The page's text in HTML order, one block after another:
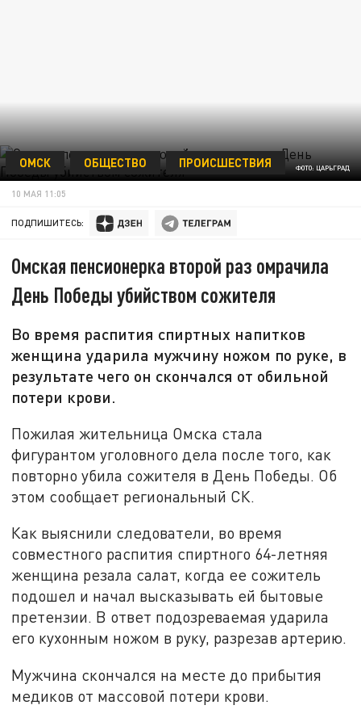
ФОТО: ЦАРЬГРАД
ОМСК ОБЩЕСТВО ПРОИСШЕСТВИЯ
10 МАЯ 11:05
ПОДПИШИТЕСЬ:
Омская пенсионерка второй раз омрачила
День Победы убийством сожителя
Во время распития спиртных напитков
женщина ударила мужчину ножом по руке, в
результате чего он скончался от обильной
потери крови.
Пожилая жительница Омска стала
фигурантом уголовного дела после того, как
повторно убила сожителя в День Победы. Об
этом сообщает региональный СК.
Как выяснили следователи, во время
совместного распития спиртного 64-летняя
женщина резала салат, когда ее сожитель
подошел и начал высказывать ей бытовые
претензии. В ответ подозреваемая ударила
его кухонным ножом в руку, разрезав артерию.
Мужчина скончался на месте до прибытия
медиков от массовой потери крови.